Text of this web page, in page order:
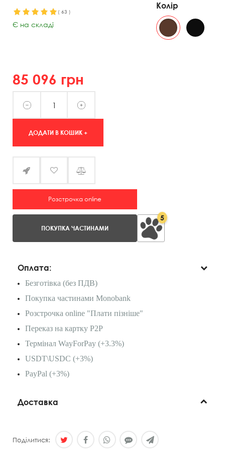
( 63 )
Є на складі
Колір
85 096 грн
ДОДАТИ В КОШИК +
Розстрочка online
ПОКУПКА ЧАСТИНАМИ
5
Оплата:
Безготівка (без ПДВ)
Покупка частинами Monobank
Розстрочка online "Плати пізніше"
Переказ на картку P2P
Термінал WayForPay (+3.3%)
USDT\USDC (+3%)
PayPal (+3%)
Доставка
Поділитися: